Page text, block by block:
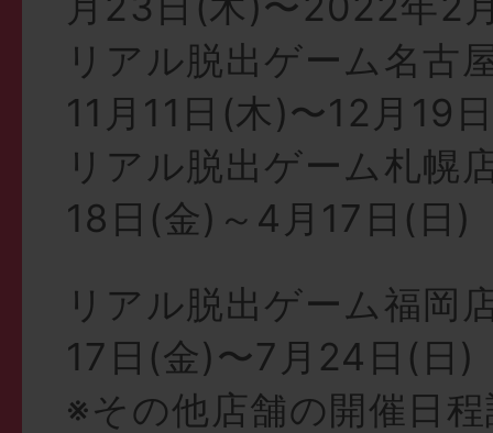
リアル脱出ゲーム名古
11月11日(木)〜12月19
リアル脱出ゲーム札幌
18日(金)～4月17日(日)
リアル脱出ゲーム福岡
17日(金)〜7月24日(日)
※その他店舗の開催日